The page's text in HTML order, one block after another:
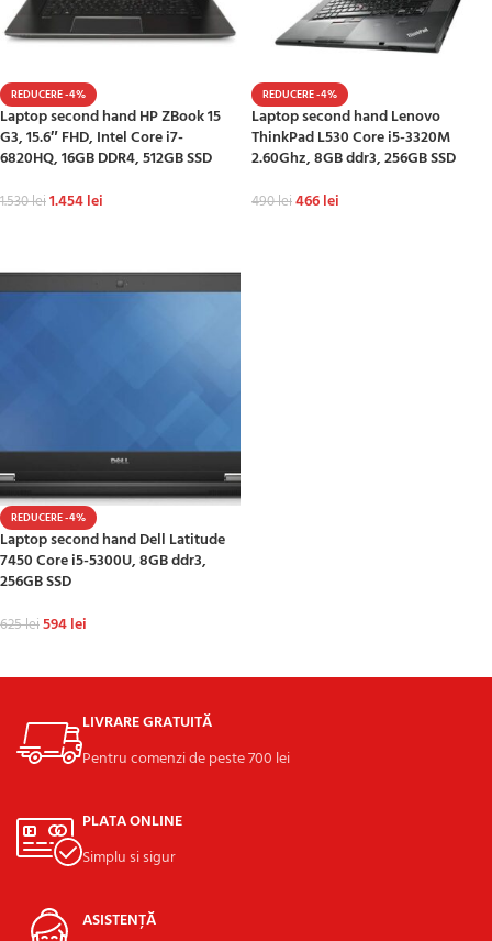
REDUCERE -4%
Laptop second hand HP ZBook 15
G3, 15.6″ FHD, Intel Core i7-
6820HQ, 16GB DDR4, 512GB SSD
1.530lei1.454lei
REDUCERE -4%
Laptop second hand Lenovo
ThinkPad L530 Core i5-3320M
2.60Ghz, 8GB ddr3, 256GB SSD
490lei466lei
REDUCERE -4%
Laptop second hand Dell Latitude
7450 Core i5-5300U, 8GB ddr3,
256GB SSD
625lei594lei
LIVRARE GRATUITĂ
Pentru comenzi de peste 700 lei
PLATA ONLINE
Simplu si sigur
ASISTENȚĂ